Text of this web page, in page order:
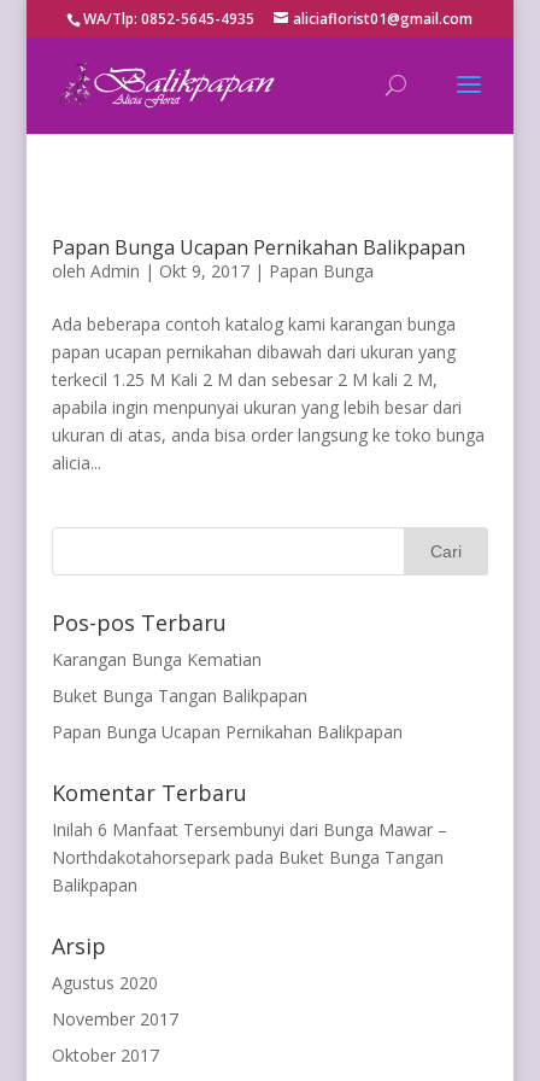
WA/Tlp: 0852-5645-4935 aliciaflorist01@gmail.com
Papan Bunga Ucapan Pernikahan Balikpapan
oleh Admin | Okt 9, 2017| Papan Bunga
Ada beberapa contoh katalog kami karangan bunga
papan ucapan pernikahan dibawah dari ukuran yang
terkecil 1.25 M Kali 2 M dan sebesar 2 M kali 2 M,
apabila ingin menpunyai ukuran yang lebih besar dari
ukuran di atas, anda bisa order langsung ke toko bunga
alicia...
Pos-pos Terbaru
Karangan Bunga Kematian
Buket Bunga Tangan Balikpapan
Papan Bunga Ucapan Pernikahan Balikpapan
Komentar Terbaru
Inilah 6 Manfaat Tersembunyi dari Bunga Mawar –
Northdakotahorseparkpada Buket Bunga Tangan
Balikpapan
Arsip
Agustus 2020
November 2017
Oktober 2017